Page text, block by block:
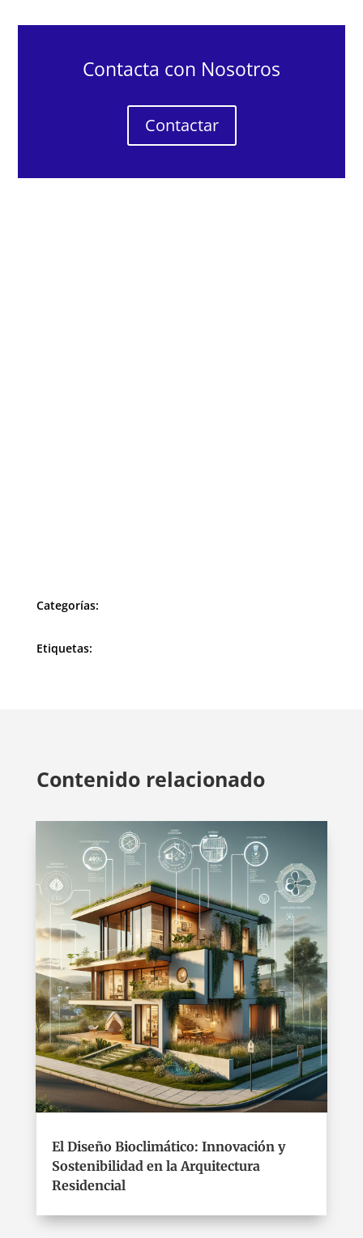
Contacta con Nosotros
Contactar
Categorías:
Etiquetas:
Contenido relacionado
El Diseño Bioclimático: Innovación y
Sostenibilidad en la Arquitectura
Residencial